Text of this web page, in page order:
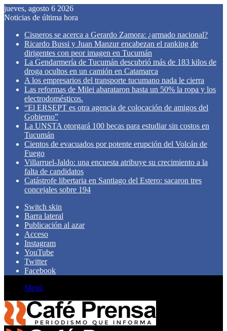
jueves, agosto 6 2026
Noticias de última hora
Cisneros se acerca a Gerardo Zamora: ¿armado nacional?
Ricardo Bussi y Juan Manzur encabezan el ranking de
dirigentes con peor imagen en Tucumán
La Gendarmería de Tucumán descubrió más de 183 kilos de
droga ocultos en un camión en Catamarca
A los empresarios del transporte tucumano nada le cierra
Las reformas de Milei abarataron hasta un 50% la ropa y los
electrodomésticos.
“El ERSEPT es otra agencia de colocación de amigos del
Gobierno”
La UNSTA otorgará 100 becas para estudiar sin costos en
Tucumán
Cientos de evacuados por potente erupción del Volcán de
Fuego
Villarruel-Jaldo: una encuesta atribuye su crecimiento a la
falta de candidatos
Catástrofe libertaria en Santiago del Estero: sacaron tres
concejales sobre 194
Switch skin
Barra lateral
Publicación al azar
Acceso
Instagram
YouTube
Twitter
Facebook
Menú